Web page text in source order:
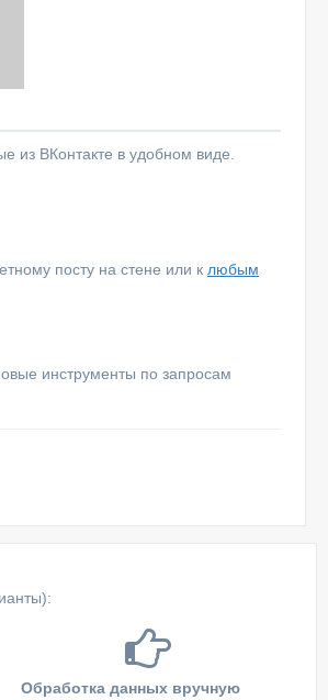
из ВКонтакте в удобном виде.
посту на стене или к любым
инструменты по запросам
Обработка данных вручную